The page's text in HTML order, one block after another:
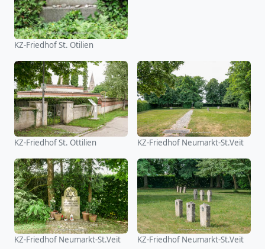
KZ-Friedhof St. Otilien
KZ-Friedhof St. Ottilien KZ-Friedhof Neumarkt-St.Veit
KZ-Friedhof Neumarkt-St.Veit KZ-Friedhof Neumarkt-St.Veit